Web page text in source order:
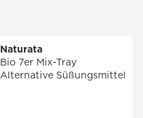
Naturata
Bio 7er Mix-Tray
Alternative Süßungsmittel